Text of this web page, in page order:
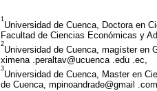
1
Universidad de Cuenca, Doctora en
Facultad de Ciencias Económicas y
2
Universidad de Cuenca, magíster en
ximena .peraltav@ucuenca .edu .ec,
3
Universidad de Cuenca, Master en
de Cuenca, mpinoandrade@gmail